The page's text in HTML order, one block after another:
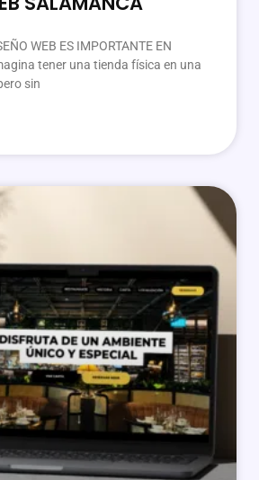
WEB ES IMPORTANTE EN
tener una tienda física en una
sin